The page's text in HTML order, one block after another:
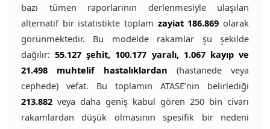
bazı tümen raporlarının derlenmesiyle ulaşılan
alternatif bir istatistikte toplam zayiat 186.869olarak
görünmektedir. Bu modelde rakamlar şu şekilde
dağılır:55.127 şehit, 100.177 yaralı, 1.067 kayıp ve
21.498 muhtelif hastalıklardan (hastanede veya
cephede) vefat. Bu toplamın ATASE’nin belirlediği
213.882 veya daha geniş kabul gören 250 bin civarı
rakamlardan düşük olmasının spesifik bir nedeni